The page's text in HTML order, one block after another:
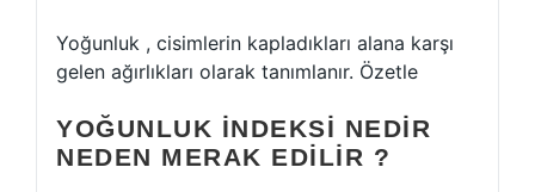
Yoğunluk , cisimlerin kapladıkları alana karşı
gelen ağırlıkları olarak tanımlanır. Özetle
YOĞUNLUK INDEKSI NEDIR
NEDEN MERAK EDILIR ?